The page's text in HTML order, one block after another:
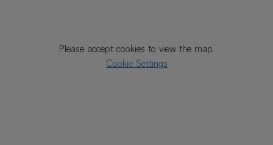
Please accept cookies to view the map.
Cookie Settings